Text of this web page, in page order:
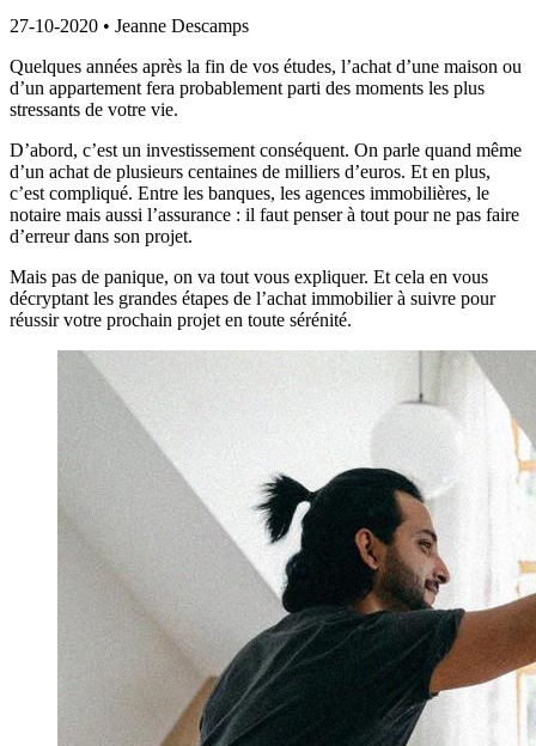
27-10-2020 • Jeanne Descamps
Quelques années après la fin de vos études, l’achat d’une maison ou
d’un appartement fera probablement parti des moments les plus
stressants de votre vie.
D’abord, c’est un investissement conséquent. On parle quand même
d’un achat de plusieurs centaines de milliers d’euros. Et en plus,
c’est compliqué. Entre les banques, les agences immobilières, le
notaire mais aussi l’assurance : il faut penser à tout pour ne pas faire
d’erreur dans son projet.
Mais pas de panique, on va tout vous expliquer. Et cela en vous
décryptant les grandes étapes de l’achat immobilier à suivre pour
réussir votre prochain projet en toute sérénité.